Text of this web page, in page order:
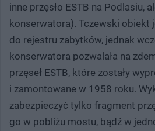
inne przęsło ESTB na Podlasiu,
konserwatora). Tczewski obiekt
do rejestru zabytków, jednak
konserwatora pozwalała na
przęseł ESTB, które zostały
i zamontowane w 1958 roku.
zabezpieczyć tylko fragment
go w pobliżu mostu, bądź w